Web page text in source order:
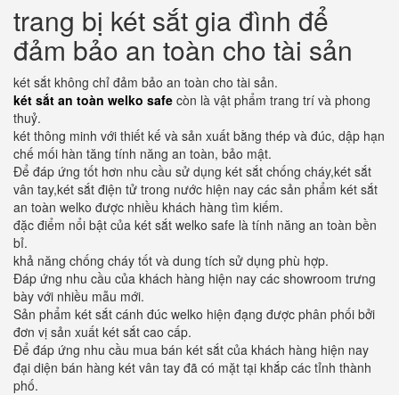
trang bị két sắt gia đình để
đảm bảo an toàn cho tài sản
két sắt không chỉ đảm bảo an toàn cho tài sản.
két sắt an toàn welko safe còn là vật phẩm trang trí và phong
thuỷ.
két thông minh với thiết kế và sản xuất bằng thép và đúc, dập hạn
chế mối hàn tăng tính năng an toàn, bảo mật.
Để đáp ứng tốt hơn nhu cầu sử dụng két sắt chống cháy,két sắt
vân tay,két sắt điện tử trong nước hiện nay các sản phẩm két sắt
an toàn welko được nhiều khách hàng tìm kiếm.
đặc điểm nổi bật của két sắt welko safe là tính năng an toàn bền
bỉ.
khả năng chống cháy tốt và dung tích sử dụng phù hợp.
Đáp ứng nhu cầu của khách hàng hiện nay các showroom trưng
bày với nhiều mẫu mới.
Sản phẩm két sắt cánh đúc welko hiện đạng được phân phối bởi
đơn vị sản xuất két sắt cao cấp.
Để đáp ứng nhu cầu mua bán két sắt của khách hàng hiện nay
đại diện bán hàng két vân tay đã có mặt tại khắp các tỉnh thành
phố.